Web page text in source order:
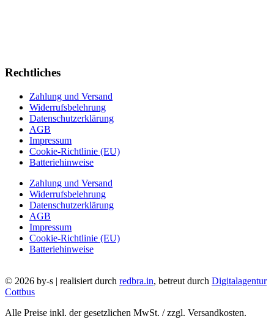
Rechtliches
Zahlung und Versand
Widerrufsbelehrung
Datenschutzerklärung
AGB
Impressum
Cookie-Richtlinie (EU)
Batteriehinweise
Zahlung und Versand
Widerrufsbelehrung
Datenschutzerklärung
AGB
Impressum
Cookie-Richtlinie (EU)
Batteriehinweise
© 2026 by-s | realisiert durch redbra.in, betreut durch Digitalagentur
Cottbus
Alle Preise inkl. der gesetzlichen MwSt. / zzgl. Versandkosten.